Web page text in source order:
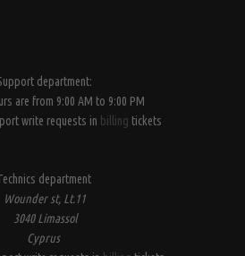
department:
are from 9:00 AM to 9:00 PM
write requests in billing tickets
department
Wounder st, Lt.11
3040 Limassol
Cyprus